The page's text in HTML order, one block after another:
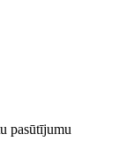
pasūtījumu